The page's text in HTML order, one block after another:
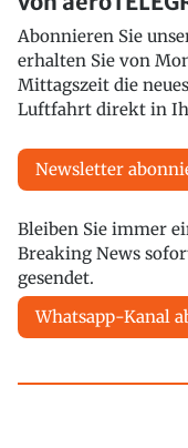
Abonnieren Sie
erhalten Sie von
Mittagszeit die
Luftfahrt direkt in
Newsletter
Bleiben Sie immer
Breaking News
gesendet.
Whatsapp-Kanal